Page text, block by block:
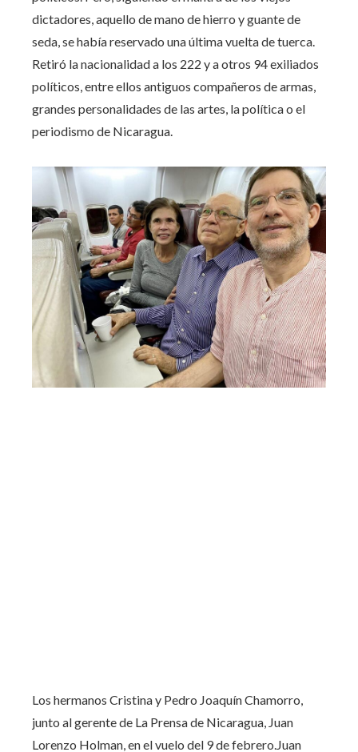
dictadores, aquello de mano de hierro y guante de
seda, se había reservado una última vuelta de tuerca.
Retiró la nacionalidad a los 222 y a otros 94 exiliados
políticos, entre ellos antiguos compañeros de armas,
grandes personalidades de las artes, la política o el
periodismo de Nicaragua.
Los hermanos Cristina y Pedro Joaquín Chamorro,
junto al gerente de La Prensa de Nicaragua, Juan
Lorenzo Holman, en el vuelo del 9 de febrero. Juan